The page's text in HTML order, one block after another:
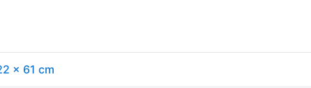
x 61 cm